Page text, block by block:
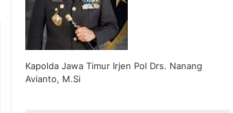
Kapolda Jawa Timur Irjen Pol Drs. Nanang
Avianto, M.Si